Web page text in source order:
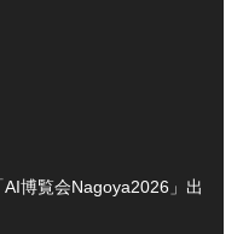
博覧会Nagoya2026」出